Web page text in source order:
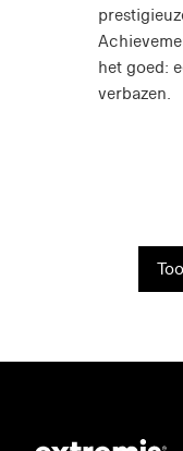
het goed:
verbazen.